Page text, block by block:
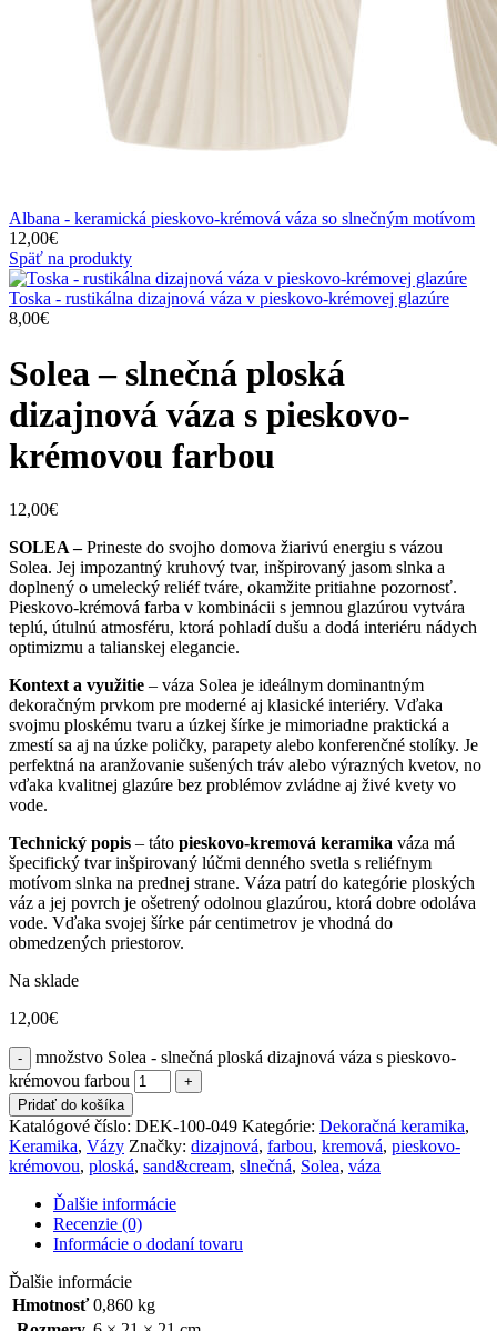
Albana - keramická pieskovo-krémová váza so slnečným motívom
12,00€
Späť na produkty
Toska - rustikálna dizajnová váza v pieskovo-krémovej glazúre
8,00€
Solea – slnečná ploská
dizajnová váza s pieskovo-
krémovou farbou
12,00€
SOLEA –Prineste do svojho domova žiarivú energiu s vázou
Solea. Jej impozantný kruhový tvar, inšpirovaný jasom slnka a
doplnený o umelecký reliéf tváre, okamžite pritiahne pozornosť.
Pieskovo-krémová farba v kombinácii s jemnou glazúrou vytvára
teplú, útulnú atmosféru, ktorá pohladí dušu a dodá interiéru nádych
optimizmu a talianskej elegancie.
Kontext a využitie – váza Solea je ideálnym dominantným
dekoračným prvkom pre moderné aj klasické interiéry. Vďaka
svojmu ploskému tvaru a úzkej šírke je mimoriadne praktická a
zmestí sa aj na úzke poličky, parapety alebo konferenčné stolíky. Je
perfektná na aranžovanie sušených tráv alebo výrazných kvetov, no
vďaka kvalitnej glazúre bez problémov zvládne aj živé kvety vo
vode.
Technický popis – táto pieskovo-kremová keramika váza má
špecifický tvar inšpirovaný lúčmi denného svetla s reliéfnym
motívom slnka na prednej strane. Váza patrí do kategórie ploských
váz a jej povrch je ošetrený odolnou glazúrou, ktorá dobre odoláva
vode. Vďaka svojej šírke pár centimetrov je vhodná do
obmedzených priestorov.
Na sklade
12,00€
množstvo Solea - slnečná ploská dizajnová váza s pieskovo-
krémovou farbou
Pridať do košíka
Katalógové číslo: DEK-100-049 Kategórie: Dekoračná keramika,
Keramika, Vázy Značky: dizajnová, farbou, kremová, pieskovo-
krémovou, ploská, sand&cream, slnečná, Solea, váza
Ďalšie informácie
Recenzie (0)
Informácie o dodaní tovaru
Ďalšie informácie
Hmotnosť 0,860 kg